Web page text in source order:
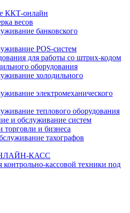
ККТ-онлайн
весов
банковского
POS-систем
для работы со штрих-кодом
оборудования
холодильного
электромеханического
теплового оборудования
и обслуживание систем
торговли и бизнеса
тахографов
КАСС
кассовой техники под